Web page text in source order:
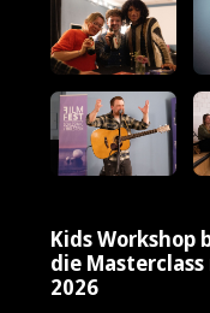
Kids Workshop
die
2026